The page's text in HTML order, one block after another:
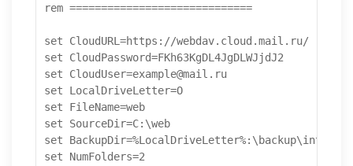
rem =============================
set CloudURL=https://webdav.cloud.mail.ru/
set CloudPassword=FKh63KgDL4JgDLWJjdJ2
set CloudUser=example@mail.ru
set LocalDriveLetter=O
set FileName=web
set SourceDir=C:\web
set
set NumFolders=2